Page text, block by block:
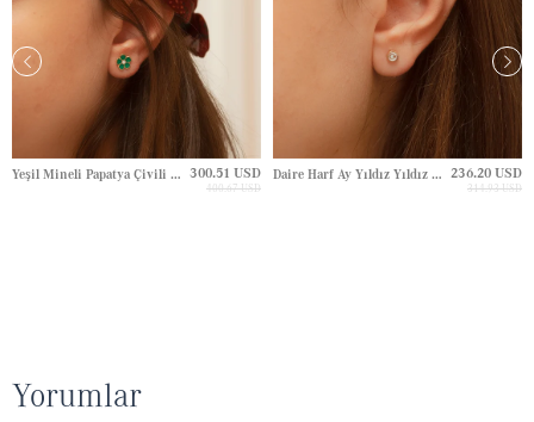
Yeşil Mineli Papatya Çivili Altın Küpe 300.51 USD
400.67 USD
Daire Harf Ay Yıldız Yıldız Çivili Altın Küpe 236.20 USD
314.93 USD
Yorumlar